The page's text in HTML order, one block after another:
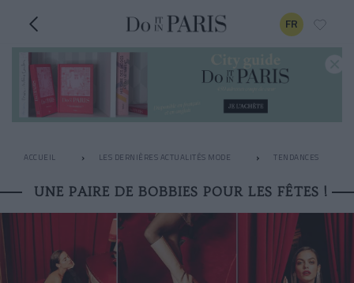
FR
ACCUEIL LES DERNIÈRES ACTUALITÉS MODE TENDANCES
UNE PAIRE DE BOBBIES POUR LES FÊTES !